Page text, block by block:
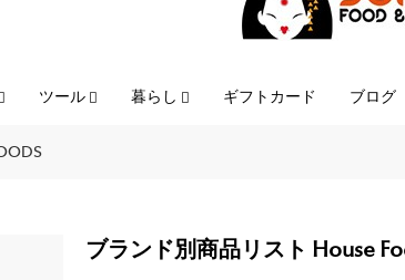
ツール 暮らし ギフトカード ブログ
ブランド別商品リスト House